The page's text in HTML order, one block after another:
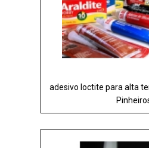
adesivo loctite para alta